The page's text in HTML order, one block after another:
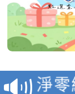
教
報
淨